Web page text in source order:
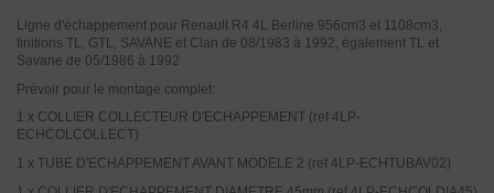
Ligne d'échappement pour Renault R4 4L Berline 956cm3 et 1108cm3,
finitions TL, GTL, SAVANE et Clan de 08/1983 à 1992, également TL et
Savane de 05/1986 à 1992
Prévoir pour le montage complet:
1 x COLLIER COLLECTEUR D'ECHAPPEMENT (ref 4LP-
ECHCOLCOLLECT)
1 x TUBE D'ECHAPPEMENT AVANT MODELE 2 (ref 4LP-ECHTUBAV02)